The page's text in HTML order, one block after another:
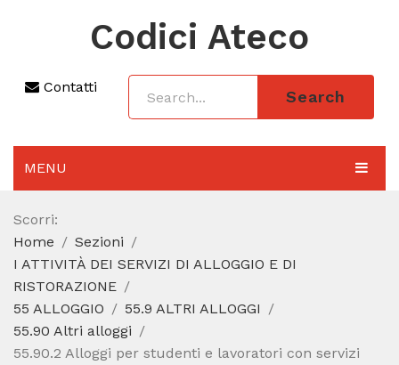
Codici Ateco
Contatti
Search
MENU
AGGIORNAMENTO 2025
SEZIONI
CODICE ATECO A COSA SERVE
REGIME FORFETTARIO
CODICE FISCALE
Scorri:
Home
Sezioni
I ATTIVITÀ DEI SERVIZI DI ALLOGGIO E DI
RISTORAZIONE
55 ALLOGGIO
55.9 ALTRI ALLOGGI
55.90 Altri alloggi
55.90.2 Alloggi per studenti e lavoratori con servizi